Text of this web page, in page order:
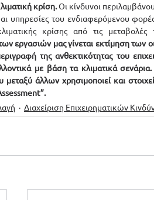
κρίση. Οι κίνδυνοι
υπηρεσίες του ενδιαφερόμενου
κρίσης από τις μεταβολές
εργασιών μας γίνεται εκτίμηση
της ανθεκτικότητας του
με βάση τα κλιματικά
άλλων χρησιμοποιεί και
Διαχείριση Επιχειρηματικών